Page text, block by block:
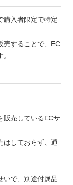
購入者限定で特定
売することで、EC
販売しているECサ
はしておらず、通
いで、別途付属品